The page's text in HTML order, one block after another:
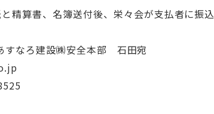
精算書、名簿送付後、栄々会が支払者に振込
なろ建設㈱安全本部 石田宛